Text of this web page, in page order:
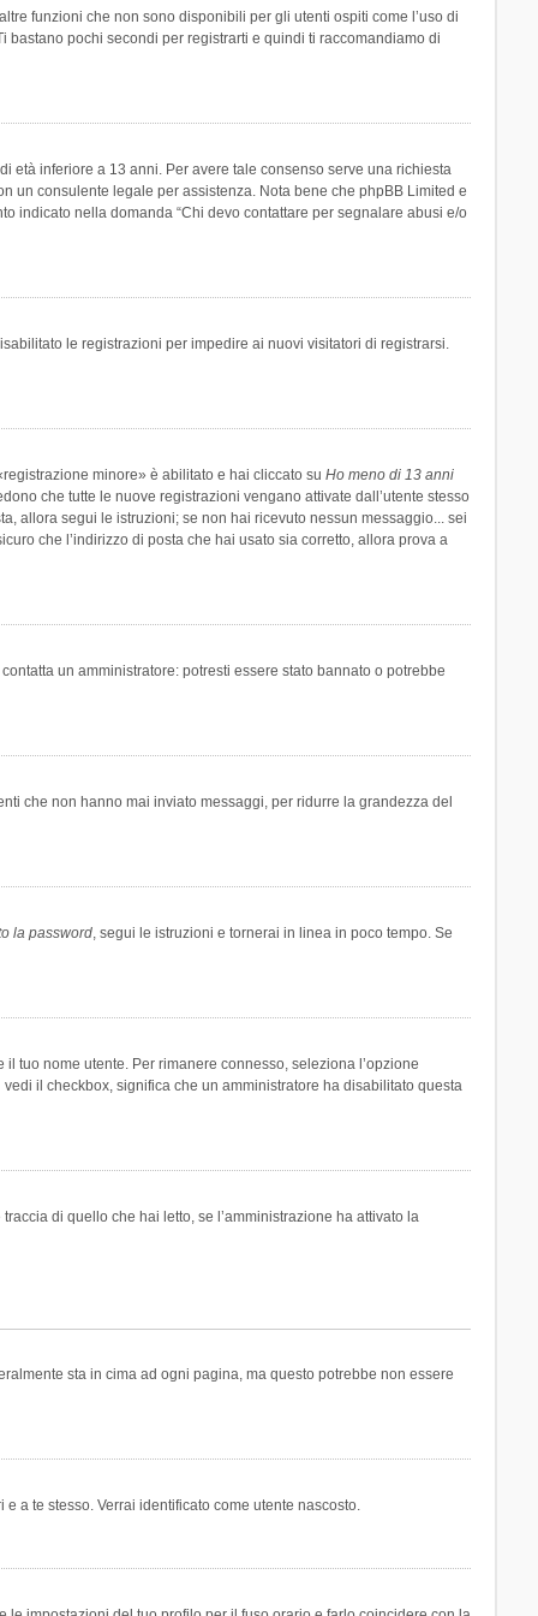
funzioni che non sono disponibili per gli utenti ospiti come l’uso di
bastano pochi secondi per registrarti e quindi ti raccomandiamo di
età inferiore a 13 anni. Per avere tale consenso serve una richiesta
un consulente legale per assistenza. Nota bene che phpBB Limited e
indicato nella domanda “Chi devo contattare per segnalare abusi e/o
le registrazioni per impedire ai nuovi visitatori di registrarsi.
minore» è abilitato e hai cliccato su Ho meno di 13 anni
che tutte le nuove registrazioni vengano attivate dall’utente stesso
allora segui le istruzioni; se non hai ricevuto nessun messaggio... sei
che l’indirizzo di posta che hai usato sia corretto, allora prova a
un amministratore: potresti essere stato bannato o potrebbe
che non hanno mai inviato messaggi, per ridurre la grandezza del
la password, segui le istruzioni e tornerai in linea in poco tempo. Se
tuo nome utente. Per rimanere connesso, seleziona l’opzione
il checkbox, significa che un amministratore ha disabilitato questa
di quello che hai letto, se l’amministrazione ha attivato la
sta in cima ad ogni pagina, ma questo potrebbe non essere
a te stesso. Verrai identificato come utente nascosto.